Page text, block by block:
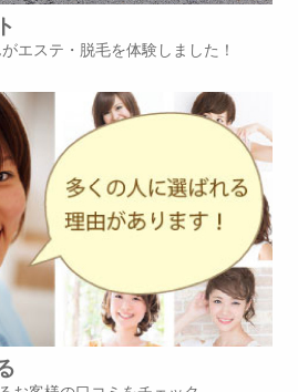
エステ・脱毛を体験しました！